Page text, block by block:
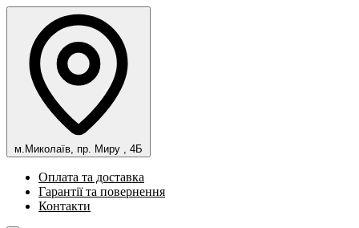
м.Миколаїв, пр. Миру , 4Б
Оплата та доставка
Гарантії та повернення
Контакти